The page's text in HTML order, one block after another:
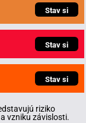
Stav si
Stav si
Stav si
riziko
vzniku závislosti.